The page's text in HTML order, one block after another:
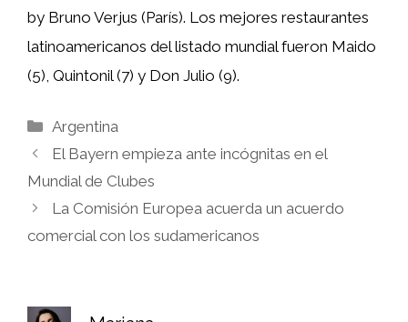
by Bruno Verjus (París). Los mejores restaurantes
latinoamericanos del listado mundial fueron Maido
(5), Quintonil (7) y Don Julio (9).
Categorías
Argentina
El Bayern empieza ante incógnitas en el
Mundial de Clubes
La Comisión Europea acuerda un acuerdo
comercial con los sudamericanos